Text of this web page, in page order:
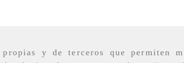
y de terceros que permiten